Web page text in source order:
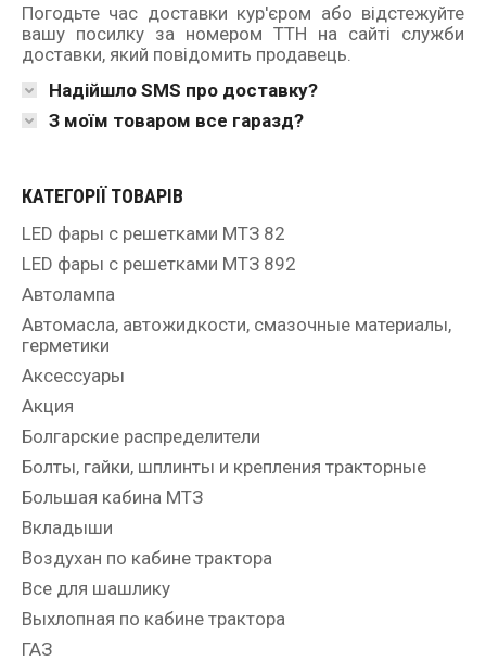
Погодьте час доставки кур'єром або відстежуйте
вашу посилку за номером ТТН на сайті служби
доставки, який повідомить продавець.
Надійшло SMS про доставку?
З моїм товаром все гаразд?
КАТЕГОРІЇ ТОВАРІВ
LED фары с решетками МТЗ 82
LED фары с решетками МТЗ 892
Автолампа
Автомасла, автожидкости, смазочные материалы,
герметики
Аксессуары
Акция
Болгарские распределители
Болты, гайки, шплинты и крепления тракторные
Большая кабина МТЗ
Вкладыши
Воздухан по кабине трактора
Все для шашлику
Выхлопная по кабине трактора
ГАЗ